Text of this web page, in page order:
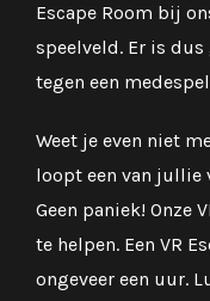
Escape Room bij
speelveld. Er is
tegen een
Weet je even niet
loopt een van jullie
Geen paniek! Onze
te helpen. Een VR
ongeveer een uur.